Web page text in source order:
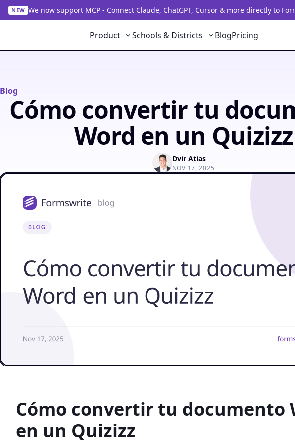
NEW We now support MCP - Connect Claude, ChatGPT, Cursor & more directly to
Product Schools & Districts BlogPricing
Blog
Cómo convertir tu
Word en un Quizizz
Dvir Atias
NOV 17, 2025
Cómo convertir tu documento
en un Quizizz